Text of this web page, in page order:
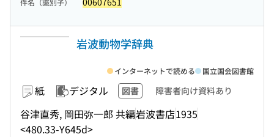
件名（識別子）
岩波動物学辞典
紙 デジタル 図書 障害者向け資料あり
谷津直秀, 岡田弥一郎 共編岩波書店1935
<480.33-Y645d>
インターネットで読める 国立国会図書館